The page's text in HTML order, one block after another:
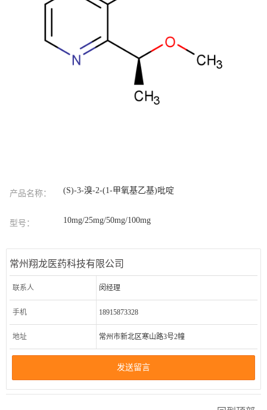
产品名称： (S)-3-溴-2-(1-甲氧基乙基)吡啶
型号： 10mg/25mg/50mg/100mg
常州翔龙医药科技有限公司
联系人 闵经理
手机 18915873328
地址 常州市新北区寒山路3号2幢
发送留言